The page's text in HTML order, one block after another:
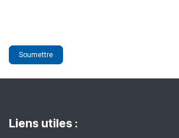
Soumettre
Liens utiles :